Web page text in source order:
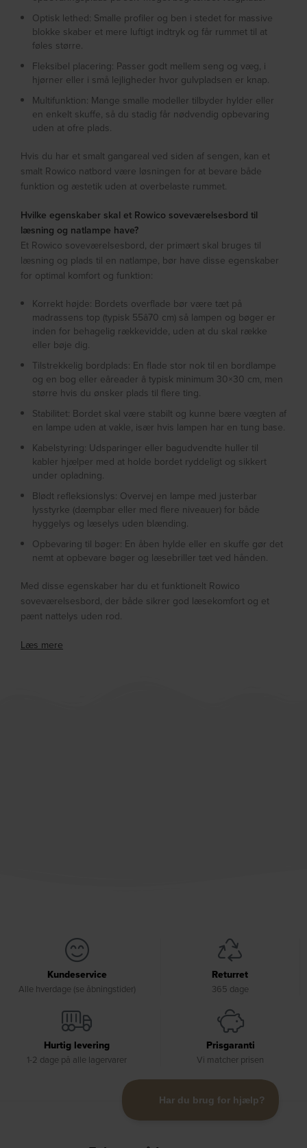
Optisk lethed: Smalle profiler og ben i stedet for massive
blokke skaber et mere luftigt indtryk og får rummet til at
føles større.
Fleksibel placering: Passer godt mellem seng og væg, i
hjørner eller i små lejligheder hvor gulvpladsen er knap.
Multifunktion: Mange smalle modeller tilbyder hylder eller
en enkelt skuffe, så du stadig får nødvendig opbevaring
uden at ofre plads.
Hvis du har et smalt gangareal ved siden af sengen, kan et
smalt Rowico natbord være løsningen for at bevare både
funktion og æstetik uden at overbelaste rummet.
Hvilke egenskaber skal et Rowico soveværelsesbord til
læsning og natlampe have?
Et Rowico soveværelsesbord, der primært skal bruges til
læsning og plads til en natlampe, bør have disse egenskaber
for optimal komfort og funktion:
Korrekt højde: Bordets overflade bør være tæt på
madrassens top (typisk 55â70 cm) så lampen og bøger er
inden for behagelig rækkevidde, uden at du skal række
eller bøje dig.
Tilstrekkelig bordplads: En flade stor nok til en bordlampe
og en bog eller eâreader â typisk minimum 30×30 cm, men
større hvis du ønsker plads til flere ting.
Stabilitet: Bordet skal være stabilt og kunne bære vægten af
en lampe uden at vakle, især hvis lampen har en tung base.
Kabelstyring: Udsparinger eller bagudvendte huller til
kabler hjælper med at holde bordet ryddeligt og sikkert
under opladning.
Blødt refleksionslys: Overvej en lampe med justerbar
lysstyrke (dæmpbar eller med flere niveauer) for både
hyggelys og læselys uden blænding.
Opbevaring til bøger: En åben hylde eller en skuffe gør det
nemt at opbevare bøger og læsebriller tæt ved hånden.
Med disse egenskaber har du et funktionelt Rowico
soveværelsesbord, der både sikrer god læsekomfort og et
pænt nattelys uden rod.
Læs mere
Kundeservice
Alle hverdage (se åbningstider)
Returret
365 dage
Hurtig levering
1-2 dage på alle lagervarer
Prisgaranti
Vi matcher prisen